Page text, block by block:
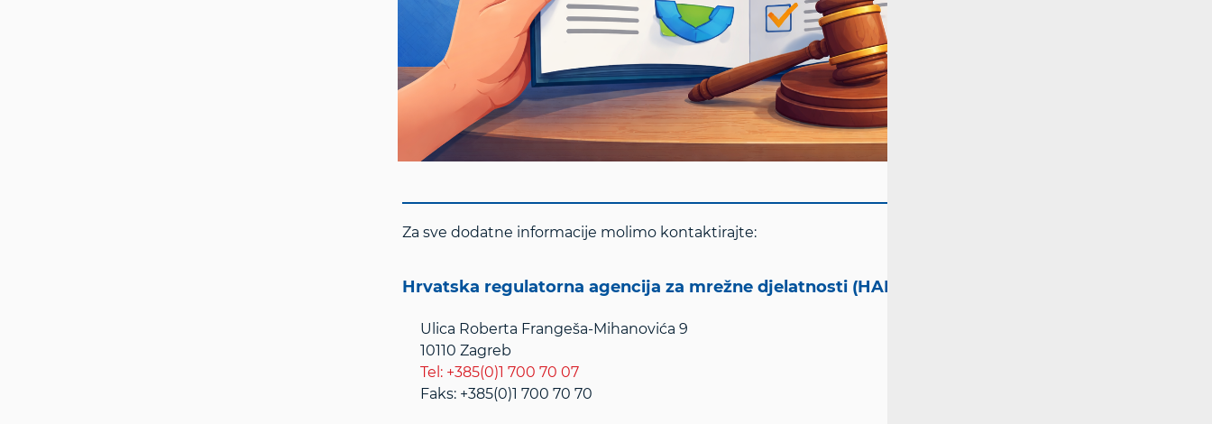
Za sve dodatne informacije molimo kontaktirajte:
Hrvatska regulatorna agencija za mrežne djelatnosti (HAKOM)
Ulica Roberta Frangeša-Mihanovića 9
10110 Zagreb
Tel: +385(0)1 700 70 07
Faks: +385(0)1 700 70 70